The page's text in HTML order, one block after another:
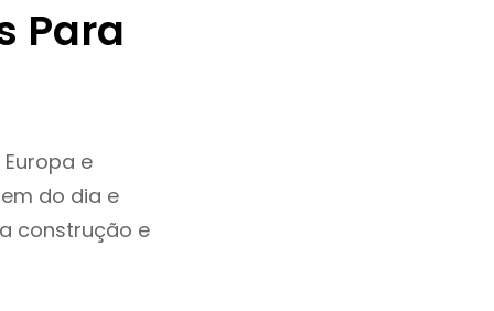
Para
e
do dia e
construção e